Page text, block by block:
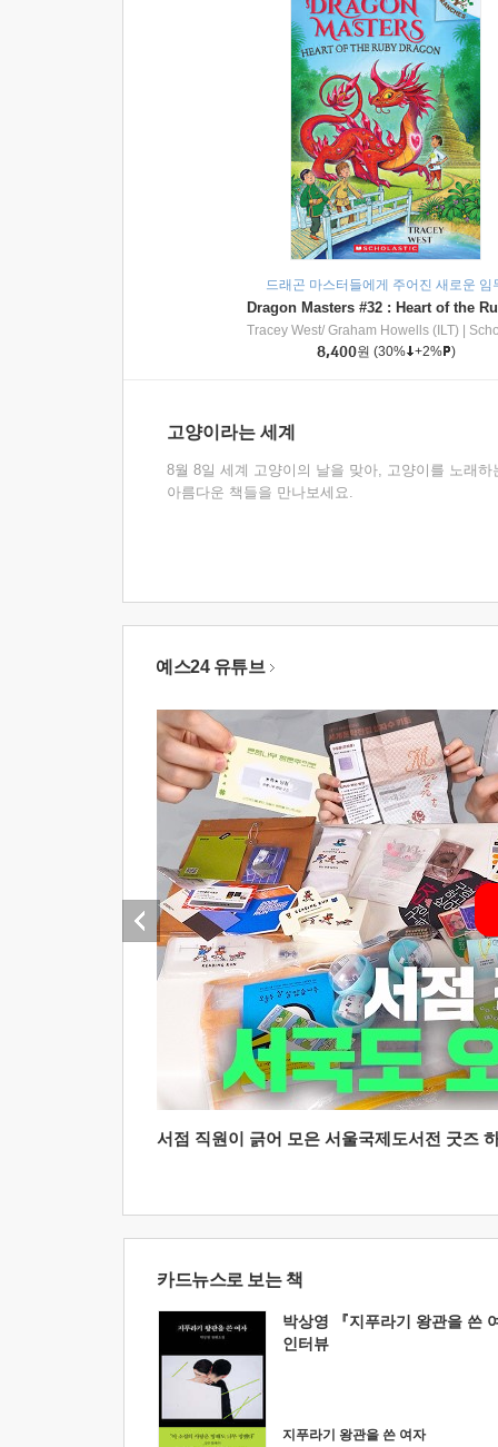
드래곤 마스터들에게 주어진 새로운 임
Tracey West/ Graham Howells (ILT)
8,400원 (30% +2% )
고양이라는 세계
8월 8일 세계 고양이의 날을 맞아, 고양이를 노래하
아름다운 책들을 만나보세요.
예스24 유튜브
서점 직원이 긁어 모은 서울국제도서전 굿즈
카드뉴스로 보는 책
박상영 『지푸라기 왕관을 쓴
인터뷰
지푸라기 왕관을 쓴 여자